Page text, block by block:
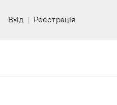
Вхід | Реєстрація